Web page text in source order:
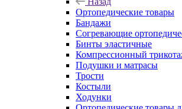
Ортопедические товары
Бандажи
Согревающие
Бинты эластичные
Компрессионный
Подушки и матрасы
Трости
Костыли
Ходунки